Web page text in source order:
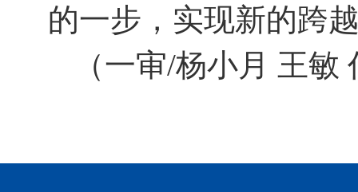
的一步，实现新的跨
（一审/杨小月 王